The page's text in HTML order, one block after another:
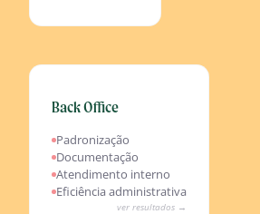
Back Office
Padronização
Documentação
Atendimento interno
Eficiência administrativa
ver resultados →
Processos padronizados automaticamente
Documentação gerada sem esforço
Chamados resolvidos por agente
Custo admin reduzido drasticamente